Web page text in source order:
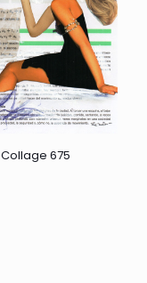
Collage 675